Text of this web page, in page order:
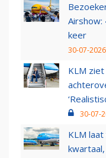
keer
30-07-
KLM
30-07-
KLM